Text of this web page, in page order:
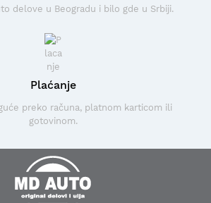
delove u Beogradu i bilo gde u Srbiji.
Plaćanje
preko računa, platnom karticom ili
gotovinom.